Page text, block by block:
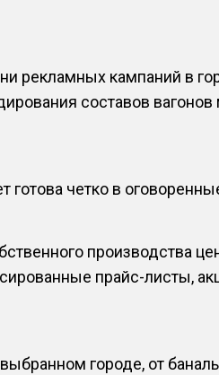
рекламных кампаний в
составов
четко в
производства
прайс-листы,
городе, от